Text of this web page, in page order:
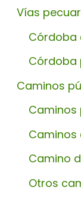
Vías
Córdoba
Córdoba
Caminos
Caminos
Caminos
Camino
Otros